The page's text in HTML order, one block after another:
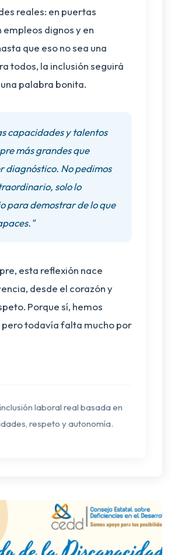
reales: en puertas
empleos dignos y en
que eso no sea una
todos, la inclusión seguirá
palabra bonita.
capacidades y talentos
más grandes que
diagnóstico. No pedimos
solo lo
para demostrar de lo que
esta reflexión nace
desde el corazón y
Porque sí, hemos
todavía falta mucho por
laboral real basada en
respeto y autonomía.